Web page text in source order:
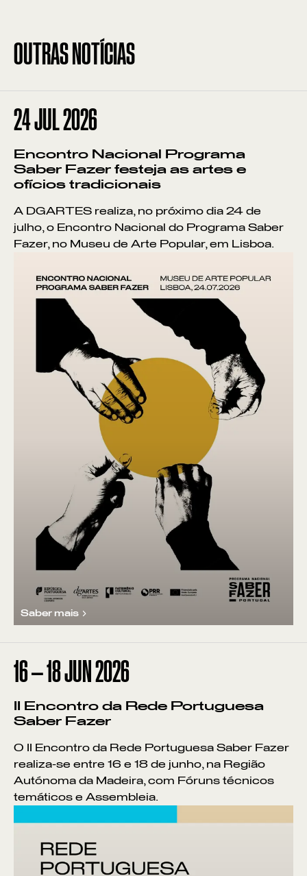
OUTRAS NOTÍCIAS
24JUL 2026
Encontro Nacional Programa
Saber Fazer festeja as artes e
ofícios tradicionais
A DGARTES realiza, no próximo dia 24 de
julho, o Encontro Nacional do Programa Saber
Fazer, no Museu de Arte Popular, em Lisboa.
Saber mais
16—18JUN 2026
II Encontro da Rede Portuguesa
Saber Fazer
O II Encontro da Rede Portuguesa Saber Fazer
realiza-se entre 16 e 18 de junho, na Região
Autónoma da Madeira, com Fóruns técnicos
temáticos e Assembleia.